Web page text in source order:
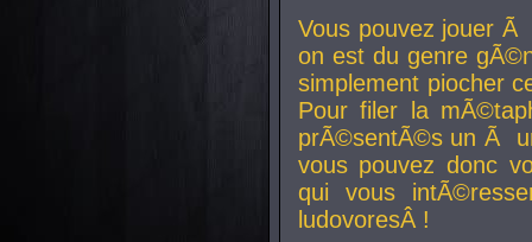
Vous pouvez jouer
on est du genre
simplement piocher
Pour filer la
prÃ©sentÃ©s un Ã
vous pouvez donc
qui vous
ludovoresÂ !